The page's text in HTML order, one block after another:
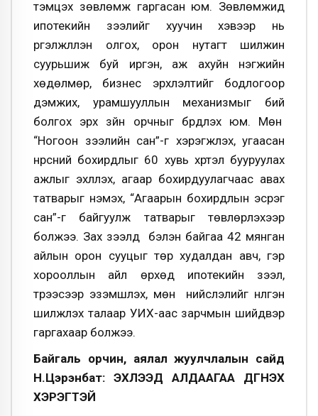
тэмцэх зөвлөмж гаргасан юм. Зөвлөмжид
ипотекийн зээлийг хуучин хэвээр нь
үргэлжлүүлэн олгох, орон нутагт шилжин
суурьшиж буй иргэн, аж ахуйн нэгжийн
хөдөлмөр, бизнес эрхлэлтийг бодлогоор
дэмжих, урамшууллын механизмыг бий
болгох эрх зүйн орчныг бүрдүүлэх юм. Мөн
“Ногоон зээлийн сан”-г хэрэгжүүлэх, угаасан
нүүрсний бохирдлыг 60 хувь хүртэл бууруулах
ажлыг эхлүүлэх, агаар бохирдуулагчаас авах
татварыг нэмэх, “Агаарын бохирдлын эсрэг
сан”-г байгуулж татварыг төвлөрүүлэхээр
болжээ. Зах зээлд бэлэн байгаа 42 мянган
айлын орон сууцыг төр худалдан авч, гэр
хорооллын айл өрхөд ипотекийн зээл,
түрээсээр эзэмшүүлэх, мөн нийслэлийг нүүлгэн
шилжүүлэх талаар УИХ-аас зарчмын шийдвэр
гаргахаар болжээ.
Байгаль орчин, аялал жуулчлалын сайд
Н.Цэрэнбат: ЭХЛЭЭД АЛДААГАА ДҮГНЭХ
ХЭРЭГТЭЙ